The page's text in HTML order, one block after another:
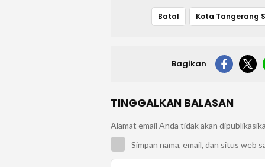
Batal
Bagikan
TINGGALKAN BALASAN
Alamat email Anda tidak akan
Simpan nama, email, dan situs web